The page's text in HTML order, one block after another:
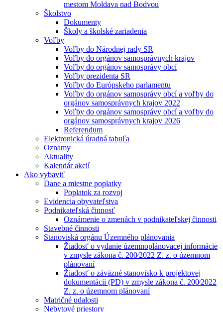
mestom Moldava nad Bodvou
Školstvo
Dokumenty
Školy a školské zariadenia
Voľby
Voľby do Národnej rady SR
Voľby do orgánov samosprávnych krajov
Voľby do orgánov samosprávy obcí
Voľby prezidenta SR
Voľby do Európskeho parlamentu
Voľby do orgánov samosprávy obcí a voľby do
orgánov samosprávnych krajov 2022
Voľby do orgánov samosprávy obcí a voľby do
orgánov samosprávnych krajov 2026
Referendum
Elektronická úradná tabuľa
Oznamy
Aktuality
Kalendár akcií
Ako vybaviť
Dane a miestne poplatky
Poplatok za rozvoj
Evidencia obyvateľstva
Podnikateľská činnosť
Oznámenie o zmenách v podnikateľskej činnosti
Stavebné činnosti
Stanoviská orgánu Územného plánovania
Žiadosť o vydanie územnoplánovacej informácie
v zmysle zákona č. 200⁄2022 Z. z. o územnom
plánovaní
Žiadosť o záväzné stanovisko k projektovej
dokumentácii (PD) v zmysle zákona č. 200⁄2022
Z. z. o územnom plánovaní
Matričné udalosti
Nebytové priestory